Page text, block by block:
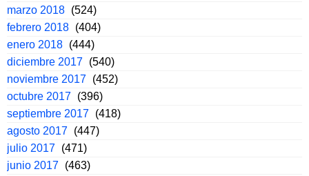
marzo 2018 (524)
febrero 2018 (404)
enero 2018 (444)
diciembre 2017 (540)
noviembre 2017 (452)
octubre 2017 (396)
septiembre 2017 (418)
agosto 2017 (447)
julio 2017 (471)
junio 2017 (463)